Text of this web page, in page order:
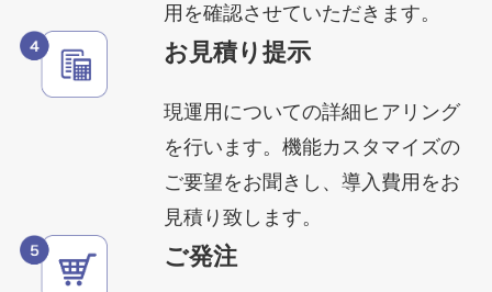
用を確認させていただきます。
お見積り提示
現運用についての詳細ヒアリング
を行います。機能カスタマイズの
ご要望をお聞きし、導入費用をお
見積り致します。
ご発注